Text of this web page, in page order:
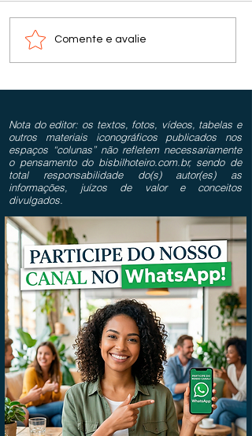
Comente e avalie
Nota do editor: os textos, fotos, vídeos, tabelas e
outros materiais iconográficos publicados nos
espaços “colunas” não refletem necessariamente
o pensamento do bisbilhoteiro.com.br, sendo de
total responsabilidade do(s) autor(es) as
informações, juízos de valor e conceitos
divulgados.